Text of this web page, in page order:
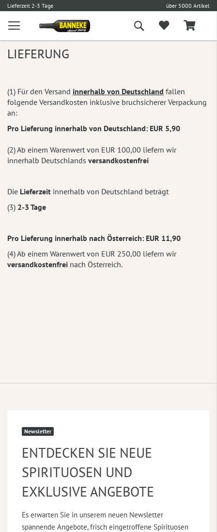
Lieferzeit 2-3 Tage über 5000 Artikel
Suche
LIEFERUNG
(1) Für den Versand innerhalb von Deutschland fallen
folgende Versandkosten inklusive bruchsicherer Verpackung
an:
Pro Lieferung innerhalb von Deutschland: EUR 5,90
(2) Ab einem Warenwert von EUR 100,00 liefern wir
innerhalb Deutschlands versandkostenfrei
Die Lieferzeit innerhalb von Deutschland beträgt
(3) 2-3 Tage
Pro Lieferung innerhalb nach Österreich: EUR 11,90
(4) Ab einem Warenwert von EUR 250,00 liefern wir
versandkostenfrei nach Österreich.
Newsletter
ENTDECKEN SIE NEUE
SPIRITUOSEN UND
EXKLUSIVE ANGEBOTE
Es erwarten Sie in unserem neuen Newsletter
spannende Angebote, frisch eingetroffene Spirituosen